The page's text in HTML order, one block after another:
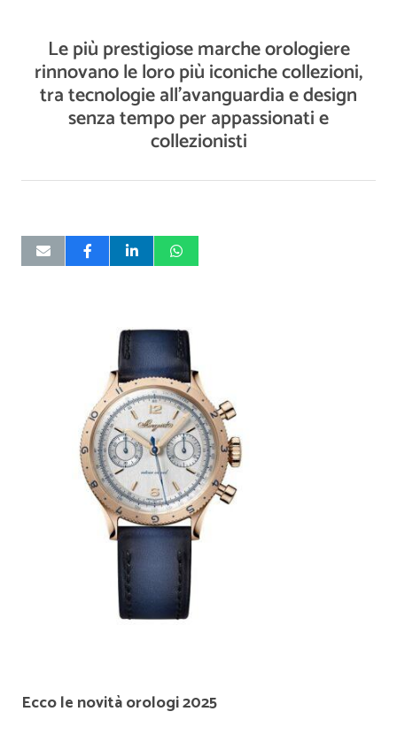
Le più prestigiose marche orologiere
rinnovano le loro più iconiche collezioni,
tra tecnologie all'avanguardia e design
senza tempo per appassionati e
collezionisti
Ecco le novità orologi 2025